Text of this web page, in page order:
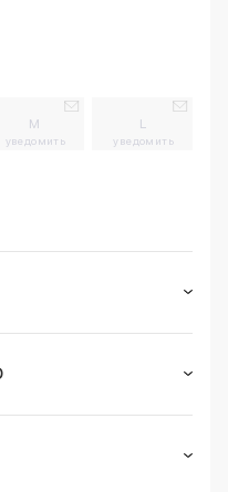
M
уведомить
L
уведомить